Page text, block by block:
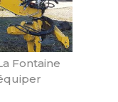
Fontaine